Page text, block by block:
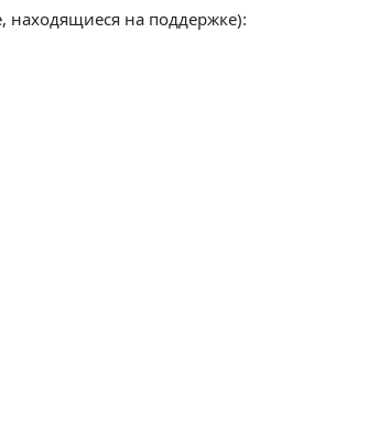
находящиеся на поддержке):